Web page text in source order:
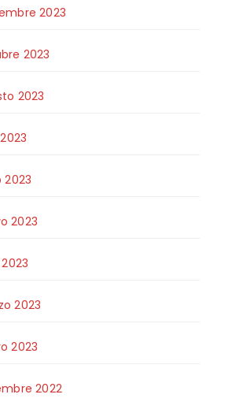
2023
2023
2023
2023
2023
2023
2023
2022